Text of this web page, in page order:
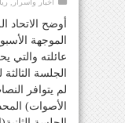
أخبار واسرار
أوضح الاتحاد
الموجهة
عائلته والتي
الجلسة
لم يتوافر